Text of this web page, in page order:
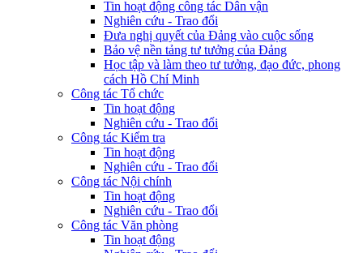
Tin hoạt động công tác Dân vận
Nghiên cứu - Trao đổi
Đưa nghị quyết của Đảng vào cuộc sống
Bảo vệ nền tảng tư tưởng của Đảng
Học tập và làm theo tư tưởng, đạo đức, phong
cách Hồ Chí Minh
Công tác Tổ chức
Tin hoạt động
Nghiên cứu - Trao đổi
Công tác Kiểm tra
Tin hoạt động
Nghiên cứu - Trao đổi
Công tác Nội chính
Tin hoạt động
Nghiên cứu - Trao đổi
Công tác Văn phòng
Tin hoạt động